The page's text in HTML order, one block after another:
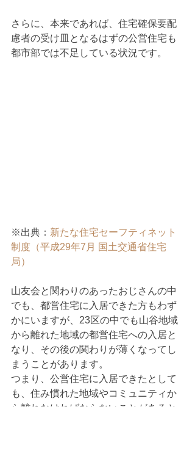
さらに、本来であれば、住宅確保要配
慮者の受け皿となるはずの公営住宅も
都市部では不足している状況です。
※出典： 新たな住宅セーフティネット
制度（平成29年7月 国土交通省住宅
局）
山友会と関わりのあったおじさんの中
でも、都営住宅に入居できた方もわず
かにいますが、23区の中でも山谷地域
から離れた地域の都営住宅への入居と
なり、その後の関わりが薄くなってし
まうことがあります。
つまり、公営住宅に入居できたとして
も、住み慣れた地域やコミュニティか
ら離れなければならないことがあると